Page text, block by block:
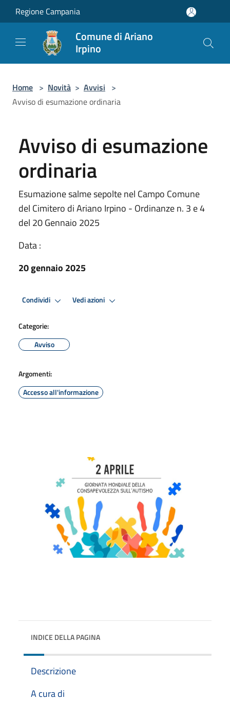
Salta al contenuto principale
Regione Campania
Comune di Ariano
Irpino
Home > Novità > Avvisi >
Avviso di esumazione ordinaria
Avviso di esumazione
ordinaria
Esumazione salme sepolte nel Campo Comune
del Cimitero di Ariano Irpino - Ordinanze n. 3 e 4
del 20 Gennaio 2025
Data :
20 gennaio 2025
Condividi Vedi azioni
Categorie:
Avviso
Argomenti:
Accesso all'informazione
INDICE DELLA PAGINA
Descrizione
A cura di